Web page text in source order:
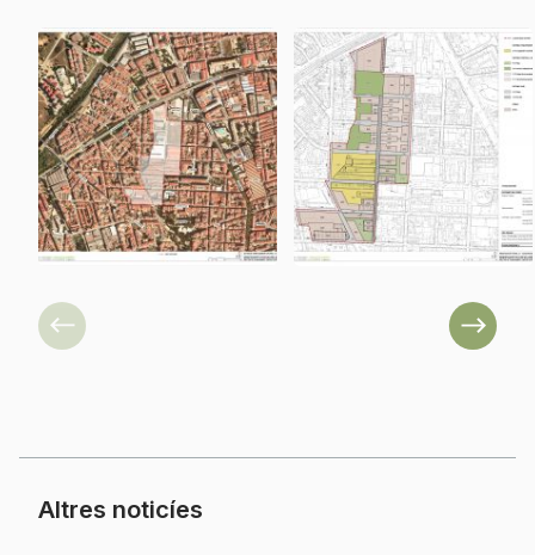
Previous Next
Altres noticíes